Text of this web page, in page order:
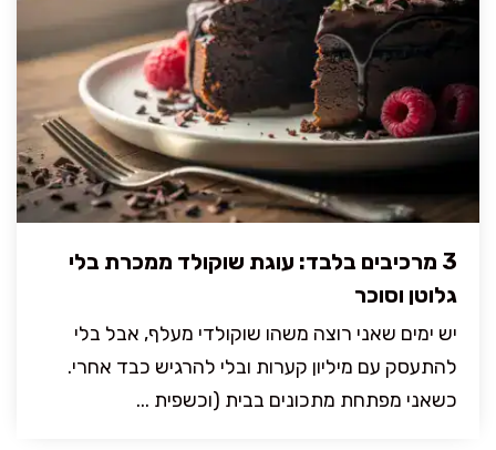
3 מרכיבים בלבד: עוגת שוקולד ממכרת בלי
גלוטן וסוכר
יש ימים שאני רוצה משהו שוקולדי מעלף, אבל בלי
להתעסק עם מיליון קערות ובלי להרגיש כבד אחרי.
כשאני מפתחת מתכונים בבית (וכשפית ...